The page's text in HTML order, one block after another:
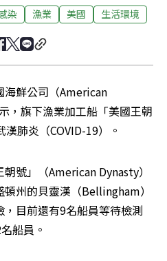
染 漁業 美國 生活環境
海鮮公司（American
，旗下漁業加工船「美國王朝
肺炎（COVID-19）。
號」（American Dynasty）
州的貝靈漢（Bellingham）
目前還有9名船員等待檢測
船員。